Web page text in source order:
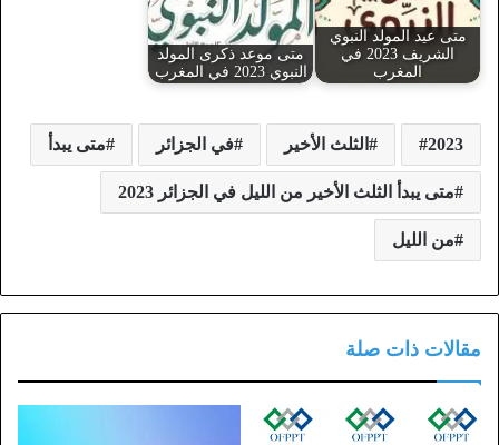
متى عيد المولد النبوي
الشريف 2023 في
المغرب
متى موعد ذكرى المولد
النبوي 2023 في المغرب
2023 الثلث الأخير في الجزائر متى يبدأ
متى يبدأ الثلث الأخير من الليل في الجزائر 2023
من الليل
مقالات ذات صلة